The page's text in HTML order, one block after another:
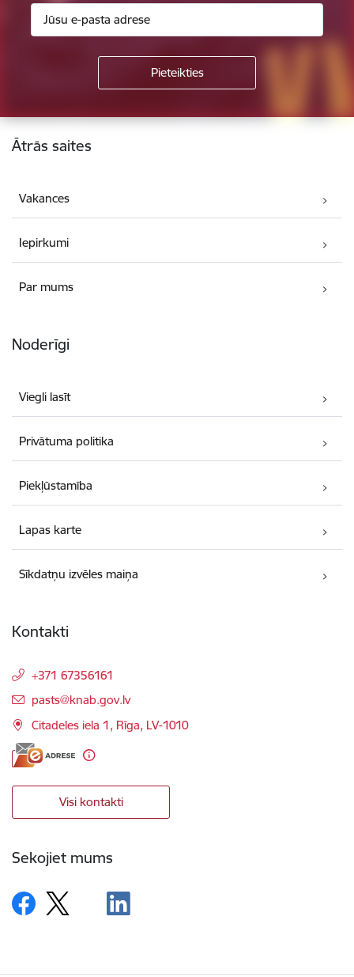
Kājene
Ātrās saites
Vakances
Iepirkumi
Par mums
Noderīgi
Viegli lasīt
Privātuma politika
Piekļūstamība
Lapas karte
Sīkdatņu izvēles maiņa
Kontakti
+371 67356161
E-pasts:
pasts@knab.gov.lv
Citadeles iela 1, Rīga, LV-1010
Visi kontakti
Sekojiet mums